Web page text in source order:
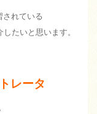
されている
たいと思います。
レータ